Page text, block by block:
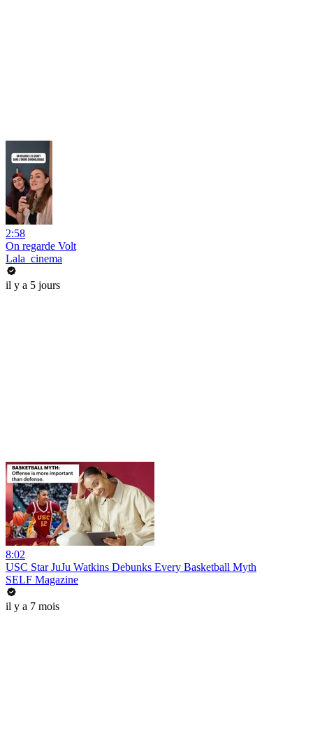
2:58
On regarde Volt
Lala_cinema
il y a 5 jours
8:02
USC Star JuJu Watkins Debunks Every Basketball Myth
SELF Magazine
il y a 7 mois